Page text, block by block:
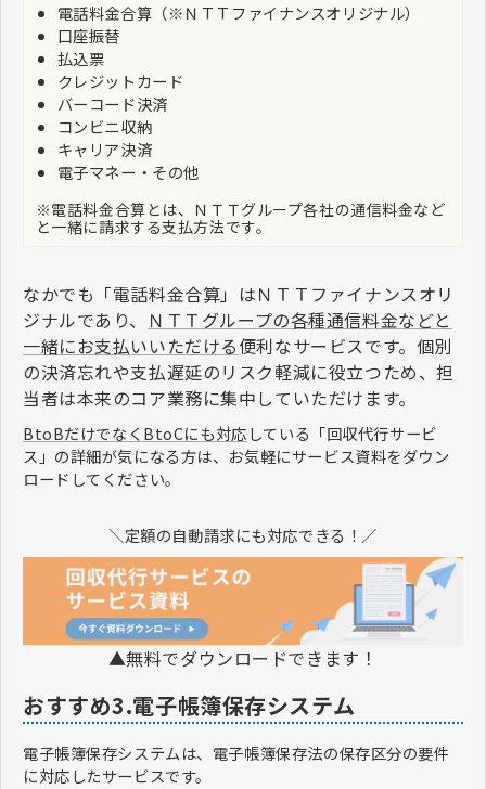
電話料金合算（※ＮＴＴファイナンスオリジナル）
口座振替
払込票
クレジットカード
バーコード決済
コンビニ収納
キャリア決済
電子マネー・その他
※電話料金合算とは、ＮＴＴグループ各社の通信料金など
と一緒に請求する支払方法です。
なかでも「電話料金合算」はＮＴＴファイナンスオリ
ジナルであり、 ＮＴＴグループの各種通信料金などと
一緒にお支払いいただける便利なサービスです。個別
の決済忘れや支払遅延のリスク軽減に役立つため、担
当者は本来のコア業務に集中していただけます。
BtoBだけでなくBtoCにも対応している「回収代行サービ
ス」の詳細が気になる方は、お気軽にサービス資料をダウン
ロードしてください。
＼定額の自動請求にも対応できる！／
▲無料でダウンロードできます！
おすすめ3.電子帳簿保存システム
電子帳簿保存システムは、電子帳簿保存法の保存区分の要件
に対応したサービスです。